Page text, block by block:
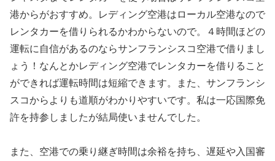
港からがおすすめ。レディング空港はローカル空港なので
レンタカーを借りられるかわからないので。４時間ほどの
運転に自信があるのならサンフランシスコ空港で借りまし
ょう！なんとかレディング空港でレンタカーを借りること
ができれば運転時間は短縮できます。また、サンフランシ
スコからよりも道順がわかりやすいです。私は一応国際免
許を持参しましたが結局使いませんでした。
また、空港での乗り継ぎ時間は余裕を持ち、遅延や入国審